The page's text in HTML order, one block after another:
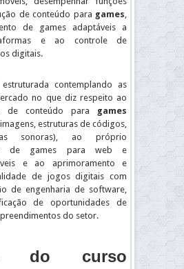
de conteúdo para games,
de games adaptáveis a
e ao controle de
digitais.
contemplando as
no que diz respeito ao
de conteúdo para games
estruturas de códigos,
sonoras), ao próprio
de games para web e
e ao aprimoramento e
de jogos digitais com
de engenharia de software,
de oportunidades de
do setor.
do curso